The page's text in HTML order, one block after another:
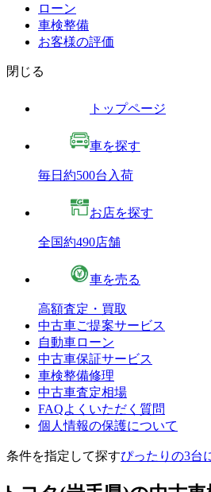
ローン
車検整備
お客様の評価
閉じる
トップページ
車を探す
毎日約500台入荷
お店を探す
全国約490店舗
車を売る
高額査定・買取
中古車ご提案サービス
自動車ローン
中古車保証サービス
車検整備修理
中古車査定相場
FAQよくいただく質問
個人情報の保護について
条件を指定して探すぴったりの3台